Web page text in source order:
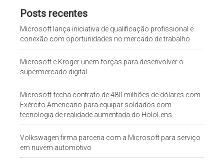
Posts recentes
Microsoft lança iniciativa de qualificação profissional e
conexão com oportunidades no mercado de trabalho
Microsoft e Kroger unem forças para desenvolver o
supermercado digital
Microsoft fecha contrato de 480 milhões de dólares com
Exército Americano para equipar soldados com
tecnologia de realidade aumentada do HoloLens
Volkswagen firma parceria com a Microsoft para serviço
em nuvem automotivo